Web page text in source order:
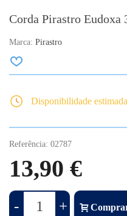
Corda Pirastro
Marca: Pirastro
Disponibilidade
Referência: 02787
13,90 €
- +